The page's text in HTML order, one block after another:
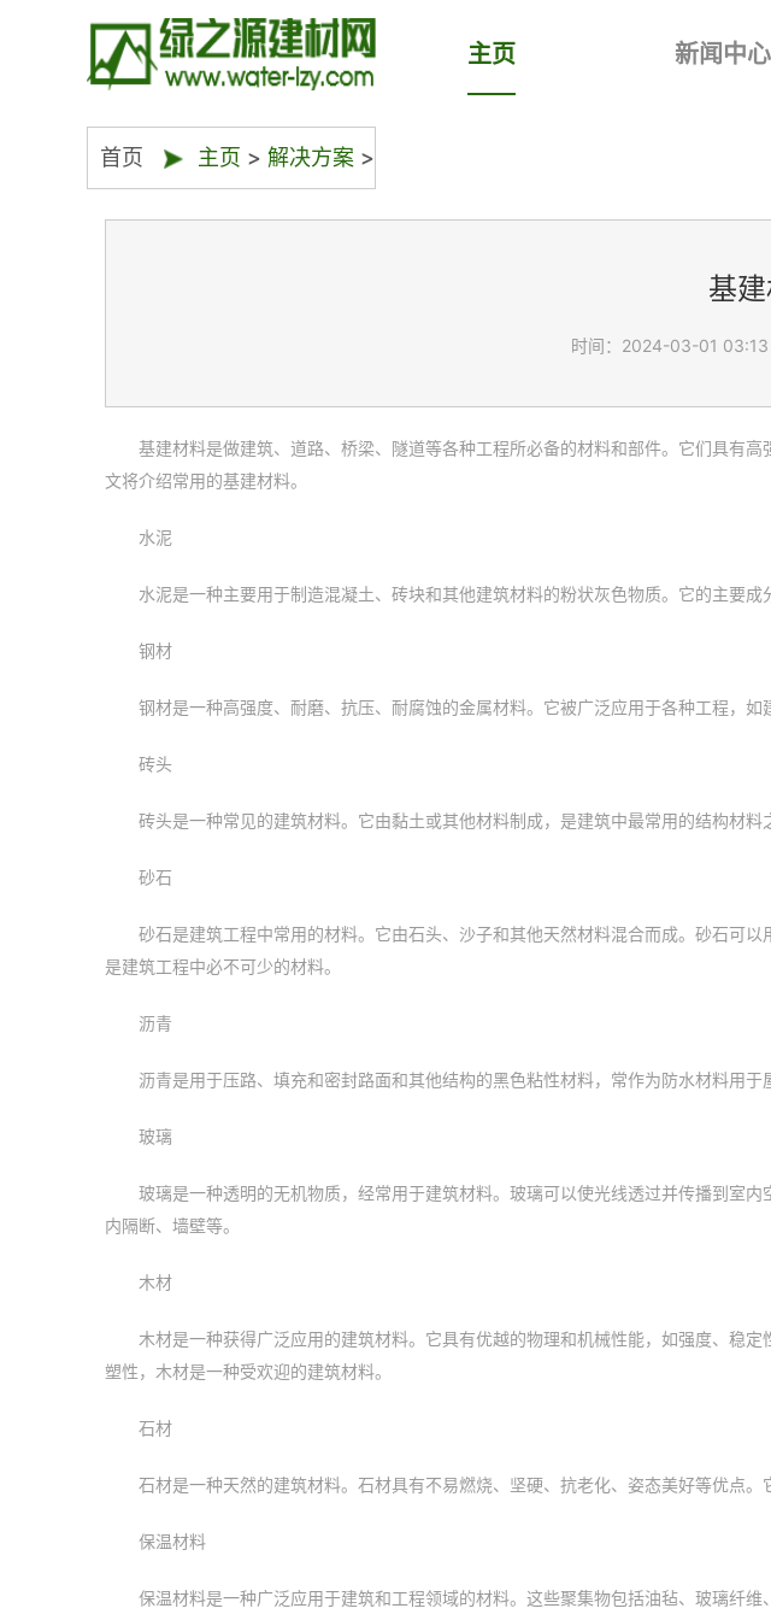
主页 新闻中心
首页 主页 > 解决方案 >
基
时间：2024-03-01 03:13
基建材料是做建筑、道路、桥梁、隧道等各种工程所必备的材料和部件。它们具有
文将介绍常用的基建材料。
水泥
水泥是一种主要用于制造混凝土、砖块和其他建筑材料的粉状灰色物质。它的主要
钢材
钢材是一种高强度、耐磨、抗压、耐腐蚀的金属材料。它被广泛应用于各种工程，
砖头
砖头是一种常见的建筑材料。它由黏土或其他材料制成，是建筑中最常用的结构材
砂石
砂石是建筑工程中常用的材料。它由石头、沙子和其他天然材料混合而成。砂石可
是建筑工程中必不可少的材料。
沥青
沥青是用于压路、填充和密封路面和其他结构的黑色粘性材料，常作为防水材料用
玻璃
玻璃是一种透明的无机物质，经常用于建筑材料。玻璃可以使光线透过并传播到室
内隔断、墙壁等。
木材
木材是一种获得广泛应用的建筑材料。它具有优越的物理和机械性能，如强度、稳
塑性，木材是一种受欢迎的建筑材料。
石材
石材是一种天然的建筑材料。石材具有不易燃烧、坚硬、抗老化、姿态美好等优点。
保温材料
保温材料是一种广泛应用于建筑和工程领域的材料。这些聚集物包括油毡、玻璃纤